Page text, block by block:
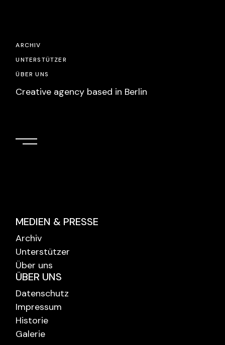
ARCHIV
UNTERSTÜTZER
ÜBER UNS
Creative agency based in Berlin
MEDIEN & PRESSE
Archiv
Unterstützer
Über uns
ÜBER UNS
Datenschutz
Impressum
Historie
Galerie